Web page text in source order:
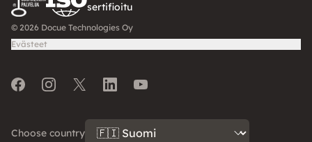
sertifioitu
© 2026 Docue Technologies Oy
Evästeet
FacebookInstagramTwitterLinkedInYoutube
Choose country